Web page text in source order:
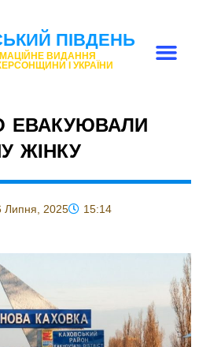
ПІВДЕНЬ
ВИДАННЯ
І УКРАЇНИ
ЕВАКУЮВАЛИ
ЖІНКУ
Липня, 2025
15:14